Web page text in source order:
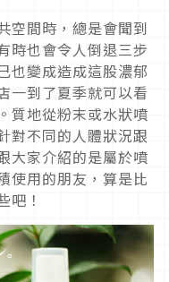
空間時，總是會聞到
時也會令人倒退三步
也變成造成這股濃郁
一到了夏季就可以看
質地從粉末或水狀噴
對不同的人體狀況跟
大家介紹的是屬於噴
使用的朋友，算是比
吧！